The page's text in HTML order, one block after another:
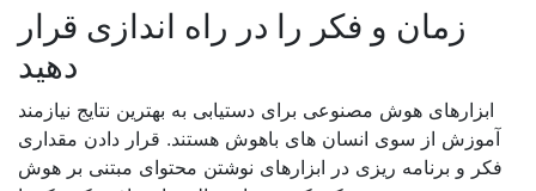
زمان و فکر را در راه اندازی قرار
دهید
ابزارهای هوش مصنوعی برای دستیابی به بهترین نتایج نیازمند
آموزش از سوی انسان های باهوش هستند. قرار دادن مقداری
و برنامه ریزی در ابزارهای نوشتن محتوای مبتنی بر هوش